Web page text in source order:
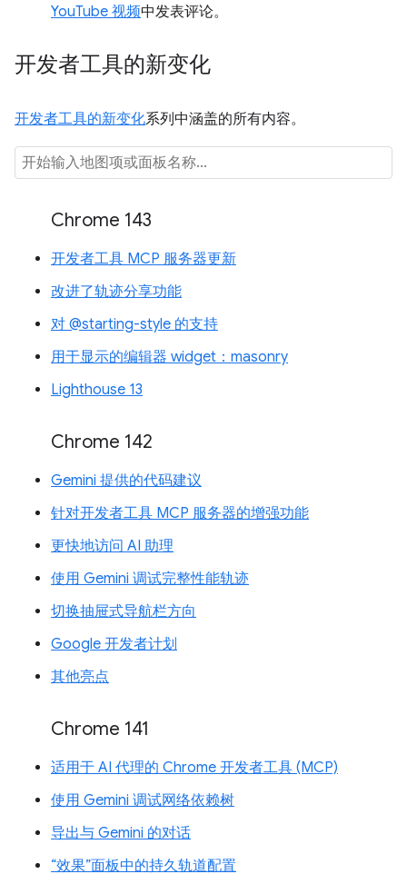
YouTube 视频中发表评论。
开发者工具的新变化
开发者工具的新变化系列中涵盖的所有内容。
Chrome 143
开发者工具 MCP 服务器更新
改进了轨迹分享功能
对 @starting-style 的支持
用于显示的编辑器 widget：masonry
Lighthouse 13
Chrome 142
Gemini 提供的代码建议
针对开发者工具 MCP 服务器的增强功能
更快地访问 AI 助理
使用 Gemini 调试完整性能轨迹
切换抽屉式导航栏方向
Google 开发者计划
其他亮点
Chrome 141
适用于 AI 代理的 Chrome 开发者工具 (MCP)
使用 Gemini 调试网络依赖树
导出与 Gemini 的对话
“效果”面板中的持久轨道配置